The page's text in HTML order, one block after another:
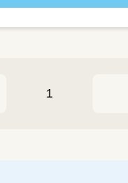
就業場所の変更の範囲：会
1